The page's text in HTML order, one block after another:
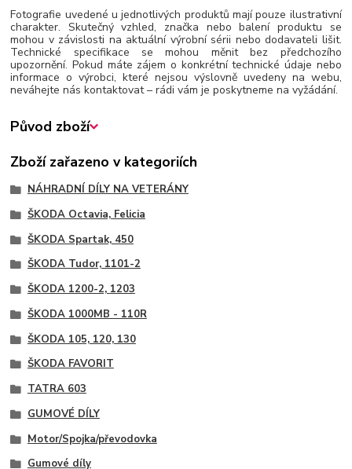
Fotografie uvedené u jednotlivých produktů mají pouze ilustrativní
charakter. Skutečný vzhled, značka nebo balení produktu se
mohou v závislosti na aktuální výrobní sérii nebo dodavateli lišit.
Technické specifikace se mohou měnit bez předchozího
upozornění. Pokud máte zájem o konkrétní technické údaje nebo
informace o výrobci, které nejsou výslovně uvedeny na webu,
neváhejte nás kontaktovat – rádi vám je poskytneme na vyžádání.
Původ zboží
Zboží zařazeno v kategoriích
NÁHRADNÍ DÍLY NA VETERÁNY
ŠKODA Octavia, Felicia
ŠKODA Spartak, 450
ŠKODA Tudor, 1101-2
ŠKODA 1200-2, 1203
ŠKODA 1000MB - 110R
ŠKODA 105, 120, 130
ŠKODA FAVORIT
TATRA 603
GUMOVÉ DÍLY
Motor/Spojka/převodovka
Gumové díly